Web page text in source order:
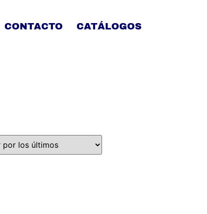
CONTACTO CATÁLOGOS